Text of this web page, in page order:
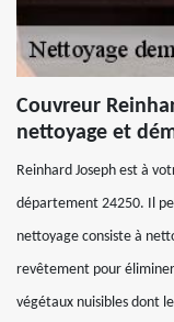
Couvreur
nettoyage et
Reinhard Joseph est à
département 24250. Il
nettoyage consiste à
revêtement pour
végétaux nuisibles dont